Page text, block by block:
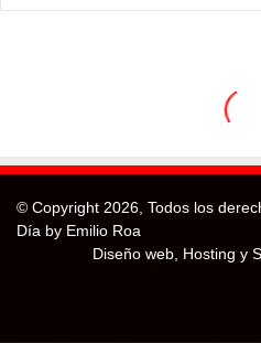
© Copyright 2026, Todos los
Día by Emilio Roa
Diseño web, Hosting y